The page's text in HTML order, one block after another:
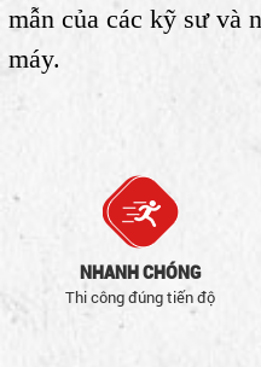
mẫn của các kỹ sư và
máy.
NHANH CHÓNG
Thi công đúng tiến độ